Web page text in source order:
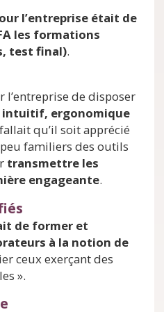
l’entreprise était de
les formations
test final).
de disposer
intuitif, ergonomique
qu’il soit apprécié
familiers des outils
transmettre les
engageante.
de former et
à la notion de
ceux exerçant des
».